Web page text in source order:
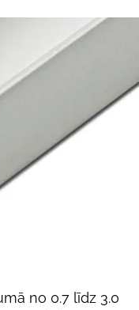
no 0.7 līdz 3.0